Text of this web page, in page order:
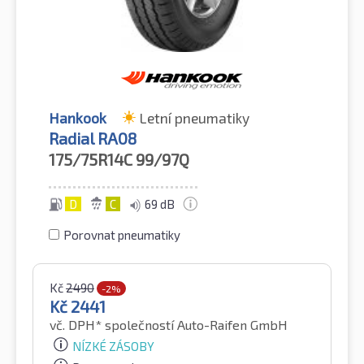
Hankook Letní pneumatiky
Radial RA08
175/75R14C 99/97Q
D C 69 dB
Porovnat pneumatiky
Kč2490 -2%
Kč 2441
vč. DPH* společností Auto-Raifen GmbH
NÍZKÉ ZÁSOBY